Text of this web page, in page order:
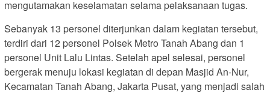
mengutamakan keselamatan selama pelaksanaan tugas.
Sebanyak 13 personel diterjunkan dalam kegiatan tersebut,
terdiri dari 12 personel Polsek Metro Tanah Abang dan 1
personel Unit Lalu Lintas. Setelah apel selesai, personel
bergerak menuju lokasi kegiatan di depan Masjid An-Nur,
Kecamatan Tanah Abang, Jakarta Pusat, yang menjadi salah